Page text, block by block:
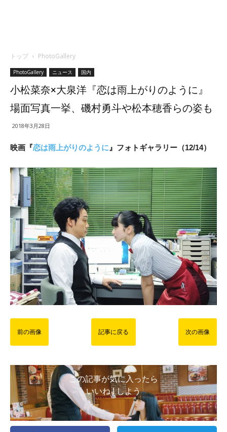
トップ PhotoGallery
PhotoGallery ニュース 国内
小松菜奈×大泉洋『恋は雨上がりのように』
場面写真一挙、磯村勇斗や松本穂香らの姿も
2018年3月28日
映画『恋は雨上がりのように 』フォトギャラリー（12/14）
前の画像 記事に戻る 次の画像
この記事が気に入ったら
いいね ! しよう